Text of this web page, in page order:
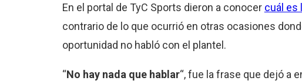
En el portal de TyC Sports dieron a conocer cuál es
contrario de lo que ocurrió en otras ocasiones
oportunidad no habló con el plantel.
“No hay nada que hablar“, fue la frase que dejó a